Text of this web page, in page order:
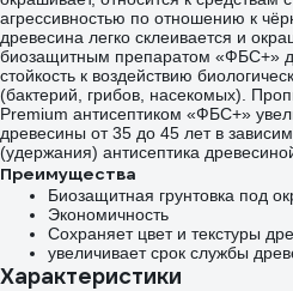
агрессивностью по отношению к
древесина легко склеивается и
биозащитным препаратом «ФБС+»
стойкость к воздействию
(бактерий, грибов, насекомых).
Premium антисептиком «ФБС+»
древесины от 35 до 45 лет в
(удержания) антисептика
Преимущества
Биозащитная грунтовка под
Экономичность
Сохраняет цвет и текстуры
увеличивает срок службы
Характеристики